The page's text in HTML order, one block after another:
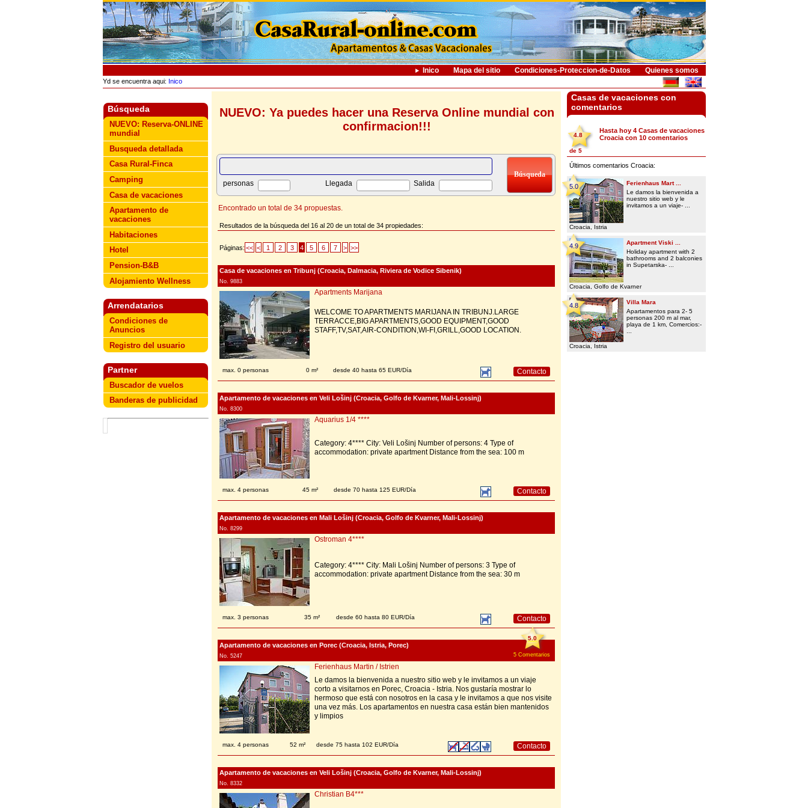
Inico Mapa del sitio Condiciones-Proteccion-de-Datos Quienes somos
Yd se encuentra aqui: Inico
Búsqueda
NUEVO: Reserva-ONLINE
mundial
Busqueda detallada
Casa Rural-Finca
Camping
Casa de vacaciones
Apartamento de
vacaciones
Habitaciones
Hotel
Pension-B&B
Alojamiento Wellness
Arrendatarios
Condiciones de
Anuncios
Registro del usuario
Partner
Buscador de vuelos
Banderas de publicidad
NUEVO: Ya puedes hacer una Reserva Online mundial con
confirmacion!!!
personas Llegada Salida
Encontrado un total de 34 propuestas.
Resultados de la búsqueda del 16 al 20 de un total de 34 propiedades:
Páginas: << < 1 2 3 4 5 6 7 > >>
Casa de vacaciones en Tribunj (Croacia, Dalmacia, Riviera de Vodice Sibenik)
No. 9883
Apartments Marijana
WELCOME TO APARTMENTS MARIJANA IN TRIBUNJ.LARGE
TERRACCE,BIG APARTMENTS,GOOD EQUIPMENT,GOOD
STAFF,TV,SAT,AIR-CONDITION,WI-FI,GRILL,GOOD LOCATION.
max. 0 personas 0 m² desde 40 hasta 65 EUR/Día Contacto
Apartamento de vacaciones en Veli Lošinj (Croacia, Golfo de Kvarner, Mali-Lossinj)
No. 8300
Aquarius 1/4 ****
Category: 4**** City: Veli Lošinj Number of persons: 4 Type of
accommodation: private apartment Distance from the sea: 100 m
max. 4 personas 45 m² desde 70 hasta 125 EUR/Día Contacto
Apartamento de vacaciones en Mali Lošinj (Croacia, Golfo de Kvarner, Mali-Lossinj)
No. 8299
Ostroman 4****
Category: 4**** City: Mali Lošinj Number of persons: 3 Type of
accommodation: private apartment Distance from the sea: 30 m
max. 3 personas 35 m² desde 60 hasta 80 EUR/Día Contacto
5.0
5 Comentarios
Apartamento de vacaciones en Porec (Croacia, Istria, Porec)
No. 5247
Ferienhaus Martin / Istrien
Le damos la bienvenida a nuestro sitio web y le invitamos a un viaje
corto a visitarnos en Porec, Croacia - Istria. Nos gustaría mostrar lo
hermoso que está con nosotros en la casa y le invitamos a que nos visite
una vez más. Los apartamentos en nuestra casa están bien mantenidos
y limpios
max. 4 personas 52 m² desde 75 hasta 102 EUR/Día Contacto
Apartamento de vacaciones en Veli Lošinj (Croacia, Golfo de Kvarner, Mali-Lossinj)
No. 8332
Christian B4***
Casas de vacaciones con
comentarios
4.8
de 5
Hasta hoy 4 Casas de vacaciones
Croaciacon 10comentarios
Últimos comentarios Croacia:
Ferienhaus Mart ...
Le damos la bienvenida a
nuestro sitio web y le
invitamos a un viaje- ...
Croacia, Istria
5.0
Apartment Viski ...
Holiday apartment with 2
bathrooms and 2 balconies
in Supetarska- ...
Croacia, Golfo de Kvarner
4.9
Villa Mara
Apartamentos para 2- 5
personas 200 m al mar,
playa de 1 km, Comercios:-
Croacia, Istria
4.8